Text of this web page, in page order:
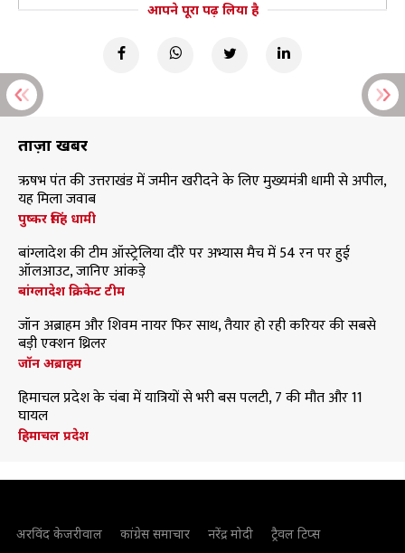
आपने पूरा पढ़ लिया है
ताज़ा खबरें
ऋषभ पंत की उत्तराखंड में जमीन खरीदने के लिए मुख्यमंत्री धामी से अपील,
यह मिला जवाब
पुष्कर सिंह धामी
बांग्लादेश की टीम ऑस्ट्रेलिया दौरे पर अभ्यास मैच में 54 रन पर हुई
ऑलआउट, जानिए आंकड़े
बांग्लादेश क्रिकेट टीम
जॉन अब्राहम और शिवम नायर फिर साथ, तैयार हो रही करियर की सबसे
बड़ी एक्शन थ्रिलर
जॉन अब्राहम
हिमाचल प्रदेश के चंबा में यात्रियों से भरी बस पलटी, 7 की मौत और 11
घायल
हिमाचल प्रदेश
अरविंद केजरीवाल कांग्रेस समाचार नरेंद्र मोदी ट्रैवल टिप्स